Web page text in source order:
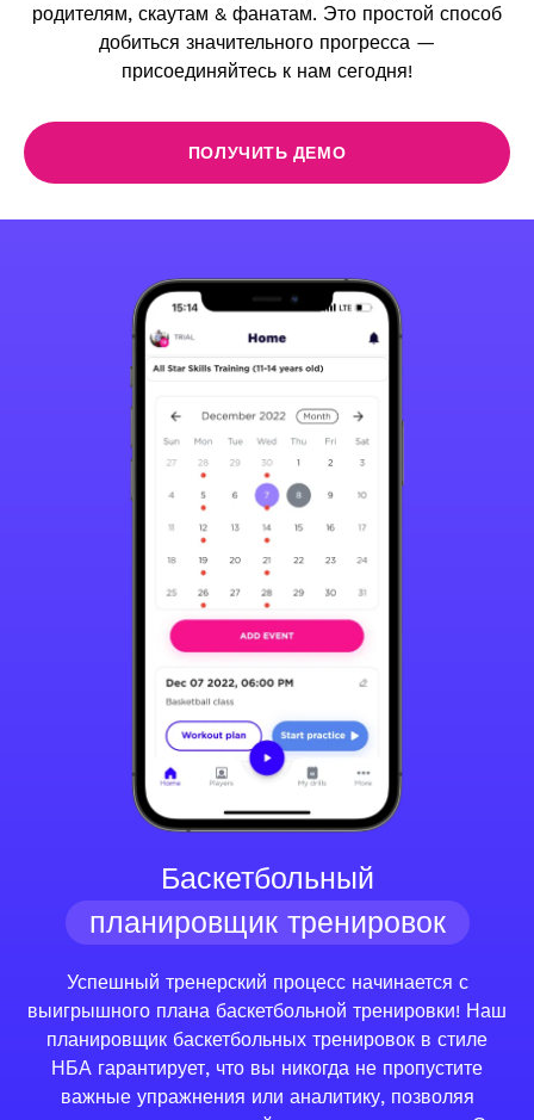
родителям, скаутам & фанатам. Это простой способ
добиться значительного прогресса —
присоединяйтесь к нам сегодня!
ПОЛУЧИТЬ ДЕМО
Баскетбольный
планировщик тренировок
Успешный тренерский процесс начинается с
выигрышного плана баскетбольной тренировки! Наш
планировщик баскетбольных тренировок в стиле
НБА гарантирует, что вы никогда не пропустите
важные упражнения или аналитику, позволяя